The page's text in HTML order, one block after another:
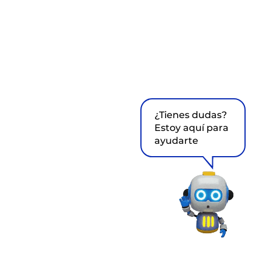
¿Tienes dudas?
Estoy aquí para
ayudarte